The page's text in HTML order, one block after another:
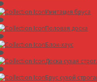
Имитация бруса
Половая доска
Блок-хаус
Доска сухая
Брус сухой